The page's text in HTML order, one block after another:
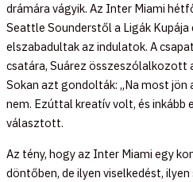
drámára vágyik. Az Inter Miami
Seattle Sounderstől a Ligák Kupája
elszabadultak az indulatok. A
csatára, Suárez összeszólalkozott
Sokan azt gondolták: „Na most jön
nem. Ezúttal kreatív volt, és inkább
választott.
Az tény, hogy az Inter Miami egy
döntőben, de ilyen viselkedést,